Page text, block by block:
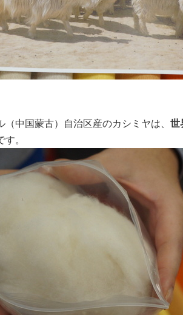
（中国蒙古）自治区産のカシミヤは、 世
。